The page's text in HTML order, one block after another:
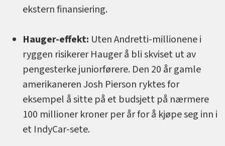
ekstern finansiering.
Hauger-effekt: Uten Andretti-millionene i
ryggen risikerer Hauger å bli skviset ut av
pengesterke juniorførere. Den 20 år gamle
amerikaneren Josh Pierson ryktes for
eksempel å sitte på et budsjett på nærmere
100 millioner kroner per år for å kjøpe seg inn i
et IndyCar-sete.